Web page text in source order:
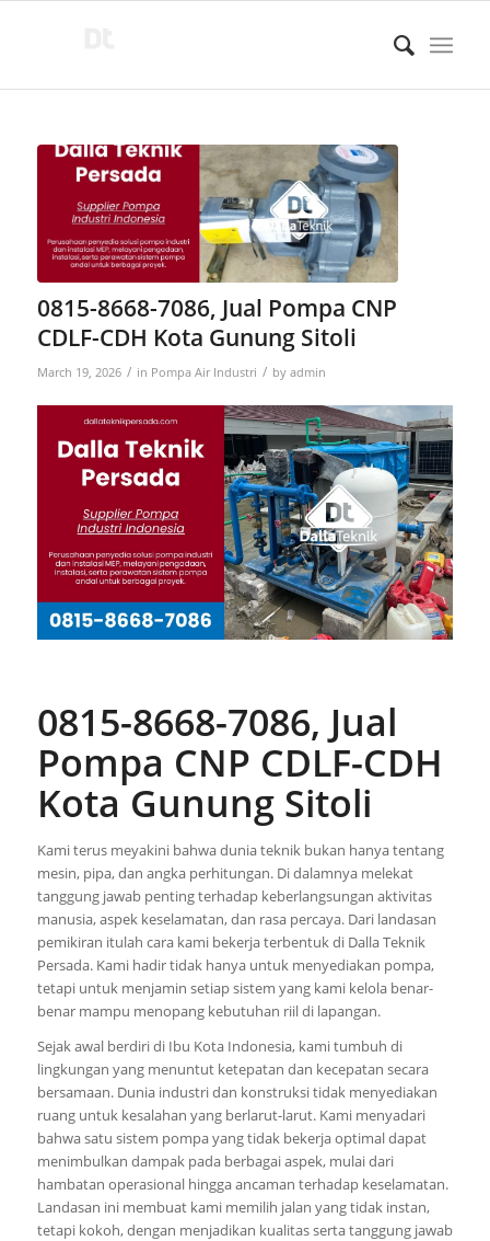
0815-8668-7086, Jual Pompa CNP
CDLF-CDH Kota Gunung Sitoli
March 19, 2026 / in Pompa Air Industri / by admin
0815-8668-7086, Jual
Pompa CNP CDLF-CDH
Kota Gunung Sitoli
Kami terus meyakini bahwa dunia teknik bukan hanya tentang
mesin, pipa, dan angka perhitungan. Di dalamnya melekat
tanggung jawab penting terhadap keberlangsungan aktivitas
manusia, aspek keselamatan, dan rasa percaya. Dari landasan
pemikiran itulah cara kami bekerja terbentuk di Dalla Teknik
Persada. Kami hadir tidak hanya untuk menyediakan pompa,
tetapi untuk menjamin setiap sistem yang kami kelola benar-
benar mampu menopang kebutuhan riil di lapangan.
Sejak awal berdiri di Ibu Kota Indonesia, kami tumbuh di
lingkungan yang menuntut ketepatan dan kecepatan secara
bersamaan. Dunia industri dan konstruksi tidak menyediakan
ruang untuk kesalahan yang berlarut-larut. Kami menyadari
bahwa satu sistem pompa yang tidak bekerja optimal dapat
menimbulkan dampak pada berbagai aspek, mulai dari
hambatan operasional hingga ancaman terhadap keselamatan.
Landasan ini membuat kami memilih jalan yang tidak instan,
tetapi kokoh, dengan menjadikan kualitas serta tanggung jawab